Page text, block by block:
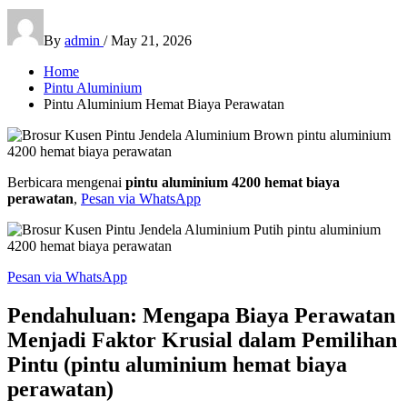
By admin /May 21, 2026
Home
Pintu Aluminium
Pintu Aluminium Hemat Biaya Perawatan
Berbicara mengenai pintu aluminium 4200 hemat biaya
perawatan, Pesan via WhatsApp
Pesan via WhatsApp
Pendahuluan: Mengapa Biaya Perawatan
Menjadi Faktor Krusial dalam Pemilihan
Pintu (pintu aluminium hemat biaya
perawatan)